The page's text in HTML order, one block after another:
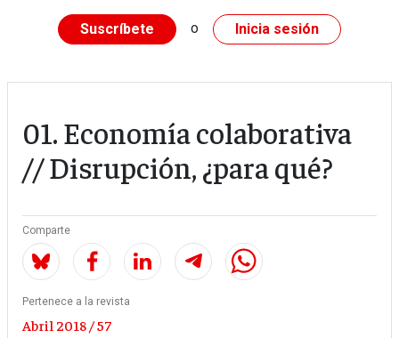
Suscríbete o Inicia sesión
01. Economía colaborativa
// Disrupción, ¿para qué?
Comparte
Pertenece a la revista
Abril 2018 / 57